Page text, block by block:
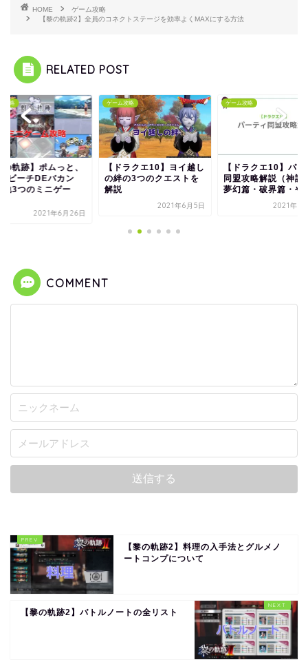
HOME
ゲーム攻略
【黎の軌跡2】全員のコネクトステージを効率よくMAXにする方法
RELATED POST
攻略
の軌跡】ポムっと、
ビーチDEバカン
他3つのミニゲー
2021年6月26日
ゲーム攻略
【ドラクエ10】ヨイ越し
の絆の3つのクエストを
解説
2021年6月5日
ゲーム攻略
【ドラクエ10】パー
同盟攻略解説（神話
夢幻篇・破界篇・や
2021年5
COMMENT
【黎の軌跡2】料理の入手法とグルメノ
ートコンプについて
【黎の軌跡2】バトルノートの全リスト